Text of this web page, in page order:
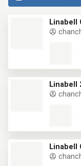
Linabell
Linabell
Linabell